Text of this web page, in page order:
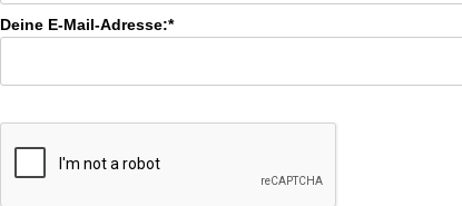
Deine E-Mail-Adresse:*